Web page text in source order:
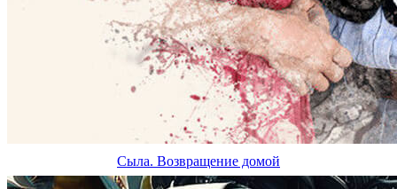
Сыла. Возвращение домой